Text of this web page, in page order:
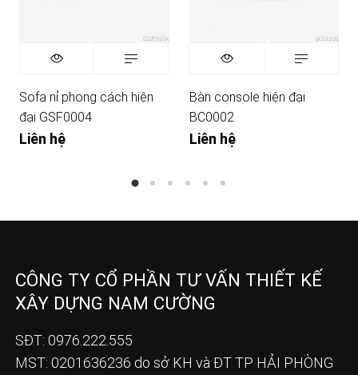
Sofa nỉ phong cách hiện
đại GSF0004
Liên hệ
Bàn console hiện đại
BC0002
Liên hệ
CÔNG TY CỔ PHẦN TƯ VẤN THIẾT KẾ
XÂY DỰNG NAM CƯỜNG
SĐT: 0976.222.555
MST: 0201636236 do sở KH và ĐT TP HẢI PHÒNG